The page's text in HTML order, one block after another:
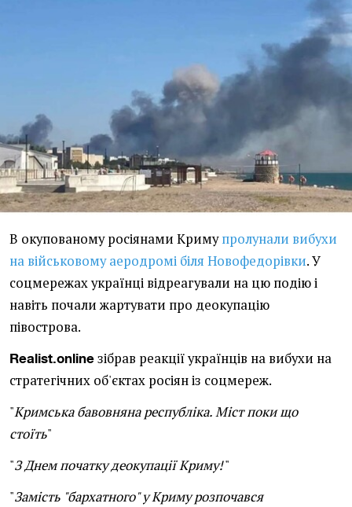
В окупованому росіянами Кримупролунали вибухи
на військовому аеродромі біля Новофедорівки. У
соцмережах українці відреагували на цю подію і
навіть почали жартувати про деокупацію
півострова.
Realist.online зібрав реакції українців на вибухи на
стратегічних об'єктах росіян із соцмереж.
"Кримська бавовняна республіка. Міст поки що
стоїть"
"З Днем початку деокупації Криму!"
"Замість "бархатного" у Криму розпочався